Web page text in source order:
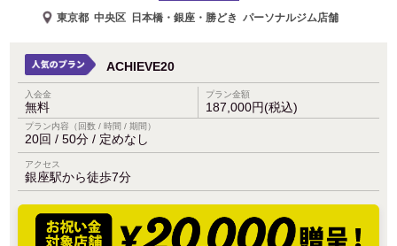
東京都 中央区 日本橋・銀座・勝どき パーソナルジム店舗
ACHIEVE20
入会金
無料
プラン金額
187,000円(税込)
プラン内容（回数 / 時間 / 期間）
20回 / 50分 / 定めなし
アクセス
銀座駅から徒歩7分